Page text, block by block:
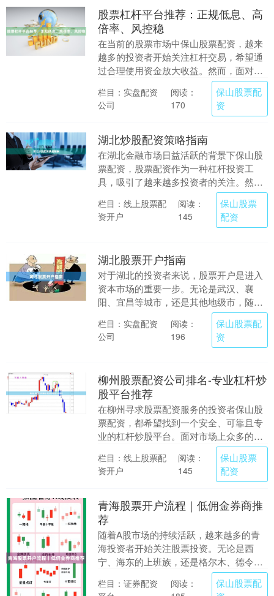
股票杠杆平台推荐：正规低息、高
倍率、风控稳
在当前的股票市场中保山股票配资，越来
越多的投资者开始关注杠杆交易，希望通
过合理使用资金放大收益。然而，面对众
多股票杠杆平台，如何选择一家正规、低
息、高倍率且风控....
栏目：实盘配资
公司
阅读：
170
保山股票配
资
湖北炒股配资策略指南
在湖北金融市场日益活跃的背景下保山股
票配资，股票配资作为一种杠杆投资工
具，吸引了越来越多投资者的关注。然
而，配资操作既可能放大收益，也可能加
剧亏损。本文将为湖北....
栏目：线上股票配
资开户
阅读：
145
保山股票
配资
湖北股票开户指南
对于湖北的投资者来说，股票开户是进入
资本市场的重要一步。无论是武汉、襄
阳、宜昌等城市，还是其他地级市，随着
券商互联网化的发展，开户流程已变得非
常便捷。本文将为您....
栏目：实盘配资
公司
阅读：
196
保山股票配
资
柳州股票配资公司排名-专业杠杆炒
股平台推荐
在柳州寻求股票配资服务的投资者保山股
票配资，都希望找到一个安全、可靠且专
业的杠杆炒股平台。面对市场上众多的选
择，如何辨别优劣，找到最适合自己的合
作伙伴？本文旨在....
栏目：线上股票配
资开户
阅读：
145
保山股票
配资
青海股票开户流程｜低佣金券商推
荐
随着A股市场的持续活跃，越来越多的青
海投资者开始关注股票投资。无论是西
宁、海东的上班族，还是格尔木、德令哈
的自由职业者，想要参与股市交易，首先
需要完成股票开户。....
栏目：证券配资
阅读：
保山股票配